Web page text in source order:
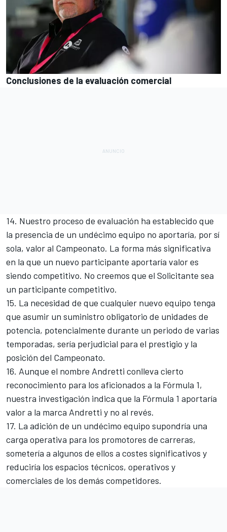
Conclusiones de la evaluación comercial
14. Nuestro proceso de evaluación ha establecido que
la presencia de un undécimo equipo no aportaría, por sí
sola, valor al Campeonato. La forma más significativa
en la que un nuevo participante aportaría valor es
siendo competitivo. No creemos que el Solicitante sea
un participante competitivo.
15. La necesidad de que cualquier nuevo equipo tenga
que asumir un suministro obligatorio de unidades de
potencia, potencialmente durante un periodo de varias
temporadas, sería perjudicial para el prestigio y la
posición del Campeonato.
16. Aunque el nombre Andretti conlleva cierto
reconocimiento para los aficionados a la Fórmula 1,
nuestra investigación indica que la Fórmula 1 aportaría
valor a la marca Andretti y no al revés.
17. La adición de un undécimo equipo supondría una
carga operativa para los promotores de carreras,
sometería a algunos de ellos a costes significativos y
reduciría los espacios técnicos, operativos y
comerciales de los demás competidores.